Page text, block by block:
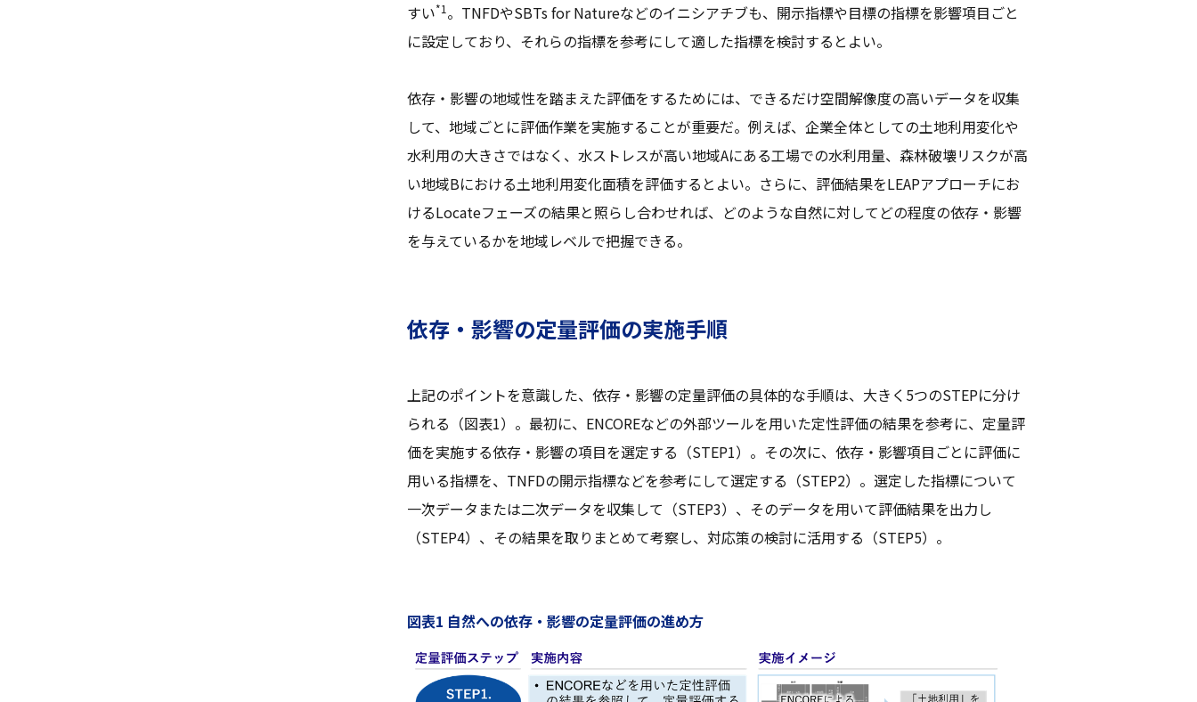
すい*1 。TNFDやSBTs for Natureなどのイニシアチブも、開示指標や目標の指標を影響項目ごと
に設定しており、それらの指標を参考にして適した指標を検討するとよい。
依存・影響の地域性を踏まえた評価をするためには、できるだけ空間解像度の高いデータを収集
して、地域ごとに評価作業を実施することが重要だ。例えば、企業全体としての土地利用変化や
水利用の大きさではなく、水ストレスが高い地域Aにある工場での水利用量、森林破壊リスクが高
い地域Bにおける土地利用変化面積を評価するとよい。さらに、評価結果をLEAPアプローチにお
けるLocateフェーズの結果と照らし合わせれば、どのような自然に対してどの程度の依存・影響
を与えているかを地域レベルで把握できる。
依存・影響の定量評価の実施手順
上記のポイントを意識した、依存・影響の定量評価の具体的な手順は、大きく5つのSTEPに分け
られる（図表1）。最初に、ENCOREなどの外部ツールを用いた定性評価の結果を参考に、定量評
価を実施する依存・影響の項目を選定する（STEP1）。その次に、依存・影響項目ごとに評価に
用いる指標を、TNFDの開示指標などを参考にして選定する（STEP2）。選定した指標について
一次データまたは二次データを収集して（STEP3）、そのデータを用いて評価結果を出力し
（STEP4）、その結果を取りまとめて考察し、対応策の検討に活用する（STEP5）。
図表1 自然への依存・影響の定量評価の進め方